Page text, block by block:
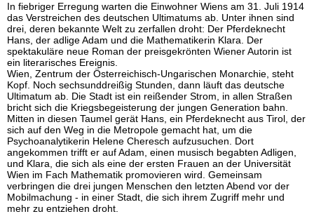
In fiebriger Erregung warten die Einwohner Wiens am 31. Juli 1914
das Verstreichen des deutschen Ultimatums ab. Unter ihnen sind
drei, deren bekannte Welt zu zerfallen droht: Der Pferdeknecht
Hans, der adlige Adam und die Mathematikerin Klara. Der
spektakuläre neue Roman der preisgekrönten Wiener Autorin ist
ein literarisches Ereignis.
Wien, Zentrum der Österreichisch-Ungarischen Monarchie, steht
Kopf. Noch sechsunddreißig Stunden, dann läuft das deutsche
Ultimatum ab. Die Stadt ist ein reißender Strom, in allen Straßen
bricht sich die Kriegsbegeisterung der jungen Generation bahn.
Mitten in diesen Taumel gerät Hans, ein Pferdeknecht aus Tirol, der
sich auf den Weg in die Metropole gemacht hat, um die
Psychoanalytikerin Helene Cheresch aufzusuchen. Dort
angekommen trifft er auf Adam, einen musisch begabten Adligen,
und Klara, die sich als eine der ersten Frauen an der Universität
Wien im Fach Mathematik promovieren wird. Gemeinsam
verbringen die drei jungen Menschen den letzten Abend vor der
Mobilmachung - in einer Stadt, die sich ihrem Zugriff mehr und
mehr zu entziehen droht.